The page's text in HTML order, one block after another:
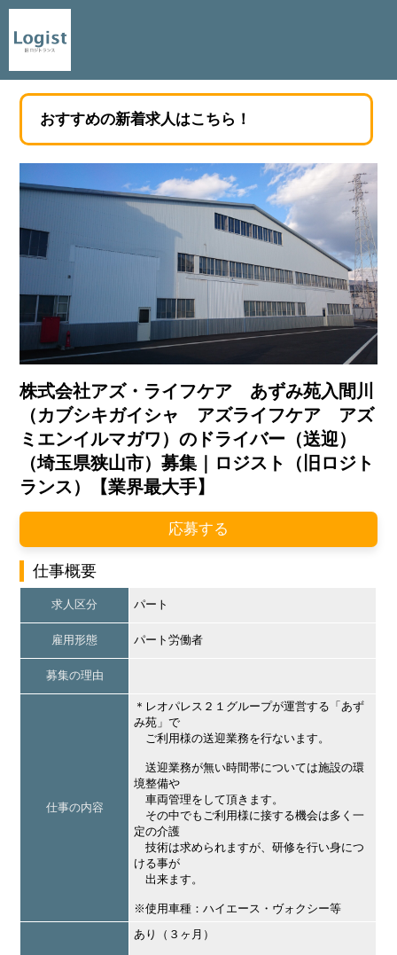
おすすめの新着求人はこちら！
株式会社アズ・ライフケア あずみ苑入間川
（カブシキガイシャ アズライフケア アズ
ミエンイルマガワ）のドライバー（送迎）
（埼玉県狭山市）募集｜ロジスト（旧ロジト
ランス）【業界最大手】
応募する
仕事概要
求人区分 パート
雇用形態 パート労働者
募集の理由
仕事の内容
＊レオパレス２１グループが運営する「あず
み苑」で
ご利用様の送迎業務を行ないます。
送迎業務が無い時間帯については施設の環
境整備や
車両管理をして頂きます。
その中でもご利用様に接する機会は多く一
定の介護
技術は求められますが、研修を行い身につ
ける事が
出来ます。
※使用車種：ハイエース・ヴォクシー等
あり（３ヶ月）